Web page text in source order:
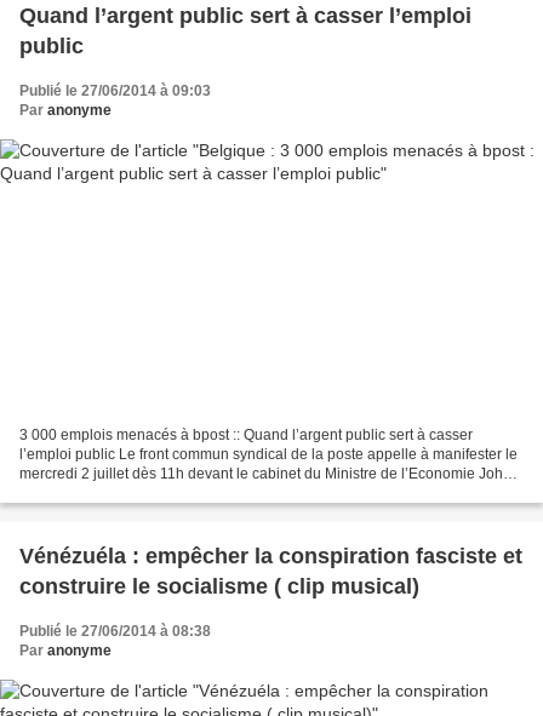
Quand l’argent public sert à casser l’emploi
public
Publié le 27/06/2014 à 09:03
Par anonyme
3 000 emplois menacés à bpost :: Quand l’argent public sert à casser
l’emploi public Le front commun syndical de la poste appelle à manifester le
mercredi 2 juillet dès 11h devant le cabinet du Ministre de l’Economie Johan
Vénézuéla : empêcher la conspiration fasciste et
construire le socialisme ( clip musical)
Publié le 27/06/2014 à 08:38
Par anonyme